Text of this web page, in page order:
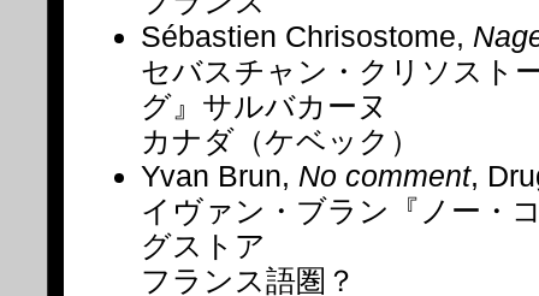
Sébastien Chrisostome,
セバスチャン・クリソスト
グ』サルバカーヌ
カナダ（ケベック）
Yvan Brun, No comment,
イヴァン・ブラン『ノー・
グストア
フランス語圏？